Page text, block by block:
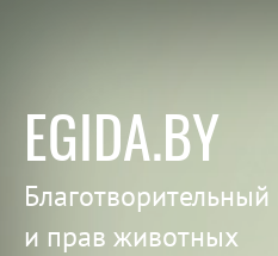
EGIDA.BY
и прав животных